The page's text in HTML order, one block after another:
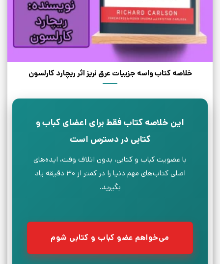
خلاصه کتاب واسه جزییات عرق نریز اثر ریچارد کارلسون
این خلاصه کتاب فقط برای اعضای کباب و
کتابی در دسترس است
با عضویت کباب و کتابی، بدون اتلاف وقت، ایده‌های
اصلی کتاب‌های مهم دنیا را در کمتر از ۳۰ دقیقه یاد
بگیرید.
می‌خواهم عضو کباب و کتابی شوم